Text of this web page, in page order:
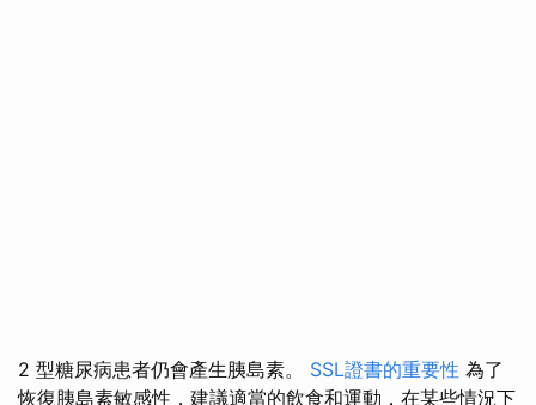
2 型糖尿病患者仍會產生胰島素。 SSL證書的重要性 為了
恢復胰島素敏感性，建議適當的飲食和運動，在某些情況下